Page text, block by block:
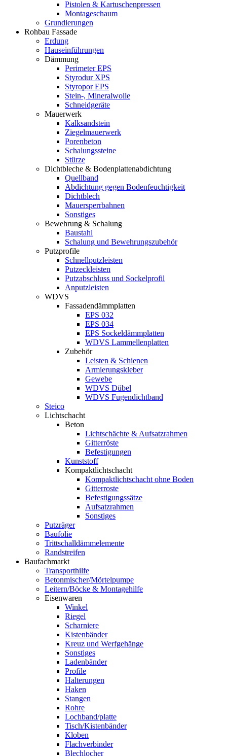
Pistolen & Kartuschenpressen
Montageschaum
Grundierungen
Rohbau Fassade
Erdung
Hauseinführungen
Dämmung
Perimeter EPS
Styrodur XPS
Styropor EPS
Stein-, Mineralwolle
Schneidgeräte
Mauerwerk
Kalksandstein
Ziegelmauerwerk
Porenbeton
Schalungssteine
Stürze
Dichtbleche & Bodenplattenabdichtung
Quellband
Abdichtung gegen Bodenfeuchtigkeit
Dichtblech
Mauersperrbahnen
Sonstiges
Bewehrung & Schalung
Baustahl
Schalung und Bewehrungszubehör
Putzprofile
Schnellputzleisten
Putzeckleisten
Putzabschluss und Sockelprofil
Anputzleisten
WDVS
Fassadendämmplatten
EPS 032
EPS 034
EPS Sockeldämmplatten
WDVS Lammellenplatten
Zubehör
Leisten & Schienen
Armierungskleber
Gewebe
WDVS Dübel
WDVS Fugendichtband
Steico
Lichtschacht
Beton
Lichtschächte & Aufsatzrahmen
Gitterröste
Befestigungen
Kunststoff
Kompaktlichtschacht
Kompaktlichtschacht ohne Boden
Gitterroste
Befestigungssätze
Aufsatzrahmen
Sonstiges
Putzräger
Baufolie
Trittschalldämmelemente
Randstreifen
Baufachmarkt
Transporthilfe
Betonmischer/Mörtelpumpe
Leitern/Böcke & Montagehilfe
Eisenwaren
Winkel
Riegel
Scharniere
Kistenbänder
Kreuz und Werfgehänge
Sonstiges
Ladenbänder
Profile
Halterungen
Haken
Stangen
Rohre
Lochband/platte
Tisch/Kistenbänder
Kloben
Flachverbinder
Blechlocher